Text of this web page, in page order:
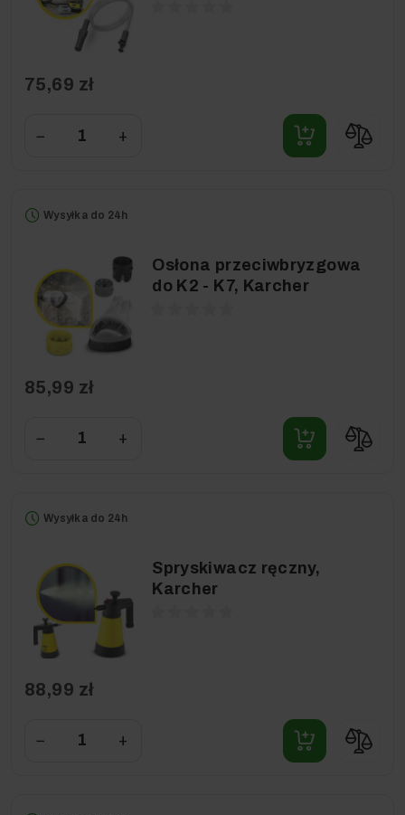
75,69 zł
− +
Wysyłka do 24h
Osłona przeciwbryzgowa
do K2 - K7, Karcher
85,99 zł
− +
Wysyłka do 24h
Spryskiwacz ręczny,
Karcher
88,99 zł
− +